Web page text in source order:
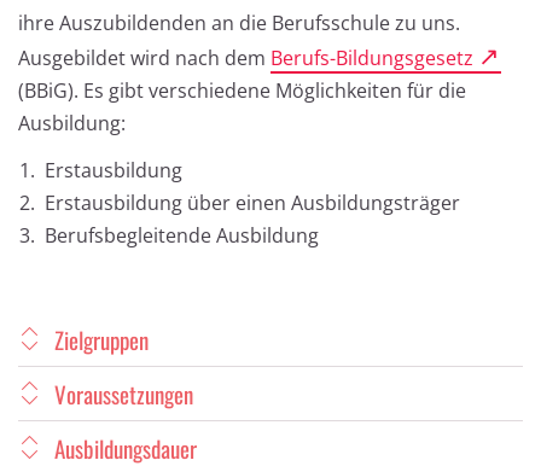
ihre Auszubildenden an die Berufsschule zu uns.
Ausgebildet wird nach dem Berufs-Bildungsgesetz
(BBiG). Es gibt verschiedene Möglichkeiten für die
Ausbildung:
Erstausbildung
Erstausbildung über einen Ausbildungsträger
Berufsbegleitende Ausbildung
Zielgruppen
Voraussetzungen
Ausbildungsdauer